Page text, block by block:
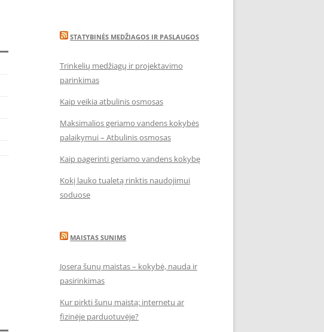
STATYBINĖS MEDŽIAGOS IR PASLAUGOS
Trinkelių medžiagų ir projektavimo
parinkimas
Kaip veikia atbulinis osmosas
Maksimalios geriamo vandens kokybės
palaikymui – Atbulinis osmosas
Kaip pagerinti geriamo vandens kokybę
Kokį lauko tualetą rinktis naudojimui
soduose
MAISTAS SUNIMS
Josera šunų maistas – kokybė, nauda ir
pasirinkimas
Kur pirkti šunų maistą: internetu ar
fizinėje parduotuvėje?